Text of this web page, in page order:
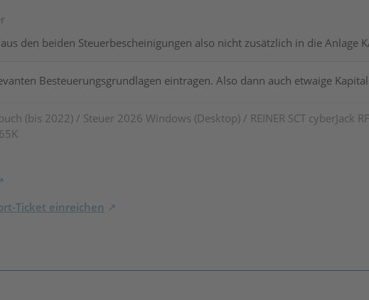
den beiden Steuerbescheinigungen also nicht zusätzlich in die Anlage
Besteuerungsgrundlagen eintragen. Also dann auch etwaige
(bis 2022) / Steuer 2026 Windows (Desktop) / REINER SCT cyberJack
Ticket einreichen